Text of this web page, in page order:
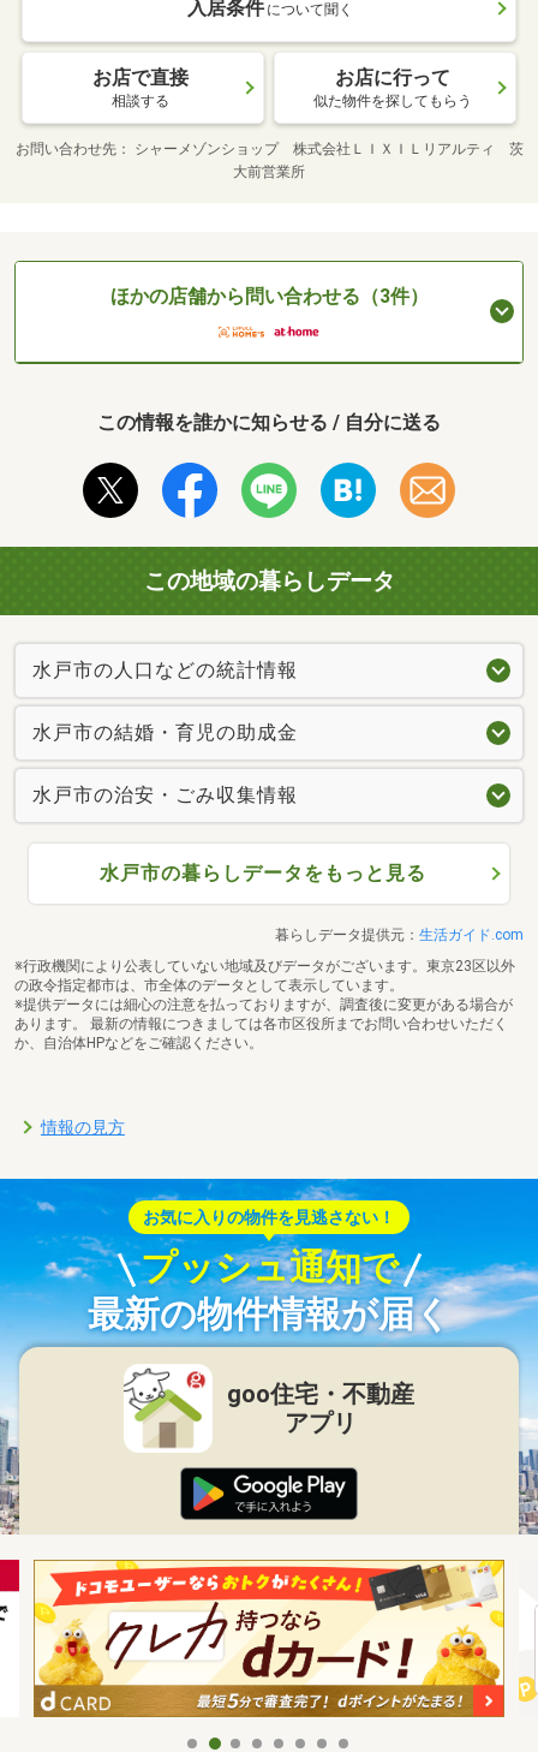
入居条件 について聞く
お店で直接
相談する
お店に行って
似た物件を探してもらう
お問い合わせ先
シャーメゾンショップ 株式会社ＬＩＸＩＬリアルティ 茨
大前営業所
ほかの店舗から問い合わせる（3件）
この情報を誰かに知らせる / 自分に送る
この地域の暮らしデータ
水戸市の人口などの統計情報
水戸市の結婚・育児の助成金
水戸市の治安・ごみ収集情報
水戸市の暮らしデータをもっと見る
暮らしデータ提供元： 生活ガイド.com
※行政機関により公表していない地域及びデータがございます。東京23区以外
の政令指定都市は、市全体のデータとして表示しています。
※提供データには細心の注意を払っておりますが、調査後に変更がある場合が
あります。 最新の情報につきましては各市区役所までお問い合わせいただく
か、自治体HPなどをご確認ください。
情報の見方
お気に入りの物件を見逃さない！
プッシュ通知で
最新の物件情報が届く
goo住宅・不動産
アプリ